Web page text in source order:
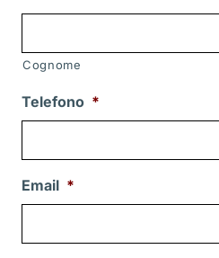
Cognome
Telefono *
Email *